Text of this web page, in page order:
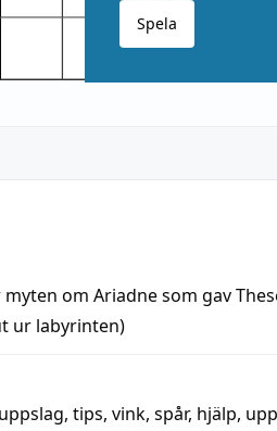
Spela
om Ariadne som gav
ur labyrinten)
uppslag, tips, vink, spår, hjälp,